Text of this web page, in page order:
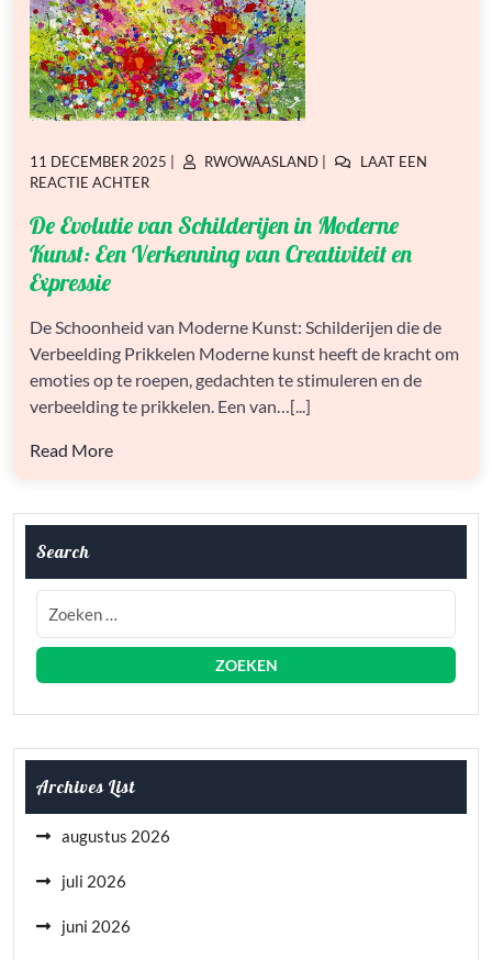
GEPLAATST
OP
11 DECEMBER 2025
GEPLAATST
RWOWAASLAND
LAAT EEN
REACTIE ACHTEROP
EVOLUTIE
VAN
SCHILDERIJEN
KUNST:
EEN
VAN
CREATIVITEIT
De Evolutie van Schilderijen in Moderne
Kunst: Een Verkenning van Creativiteit en
Expressie
De Schoonheid van Moderne Kunst: Schilderijen die de
Verbeelding Prikkelen Moderne kunst heeft de kracht om
emoties op te roepen, gedachten te stimuleren en de
verbeelding te prikkelen. Een van…[...]
Read More
Search
Archives List
augustus 2026
juli 2026
juni 2026